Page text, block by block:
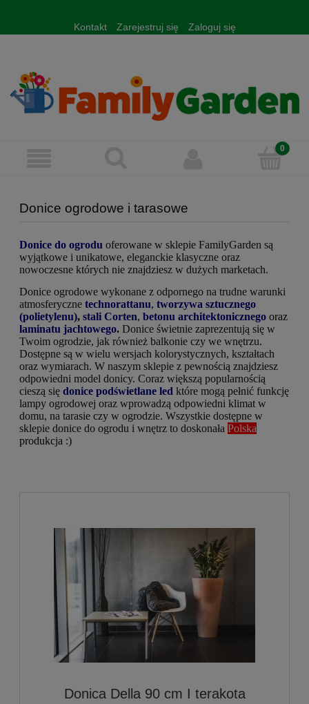
Kontakt Zarejestruj się Zaloguj się
Donice ogrodowe i tarasowe
Donice do ogrodu oferowane w sklepie FamilyGarden są
wyjątkowe i unikatowe, eleganckie klasyczne oraz
nowoczesne których nie znajdziesz w dużych marketach.
Donice ogrodowe wykonane z odpornego na trudne warunki
atmosferyczne technorattanu, tworzywa sztucznego
(polietylenu), stali Corten, betonu architektonicznego oraz
laminatu jachtowego. Donice świetnie zaprezentują się w
Twoim ogrodzie, jak również balkonie czy we wnętrzu.
Dostępne są w wielu wersjach kolorystycznych, kształtach
oraz wymiarach. W naszym sklepie z pewnością znajdziesz
odpowiedni model donicy. Coraz większą popularnością
cieszą się donice podświetlane led które mogą pełnić funkcję
lampy ogrodowej oraz wprowadzą odpowiedni klimat w
domu, na tarasie czy w ogrodzie. Wszystkie dostępne w
sklepie donice do ogrodu i wnętrz to doskonała Polska
produkcja :)
Donica Della 90 cm I terakota